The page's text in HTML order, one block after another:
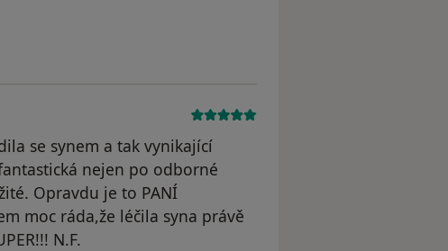
se synem a tak vynikající
nejen po odborné
Opravdu je to PANÍ
moc ráda,že léčila syna právě
N.F.